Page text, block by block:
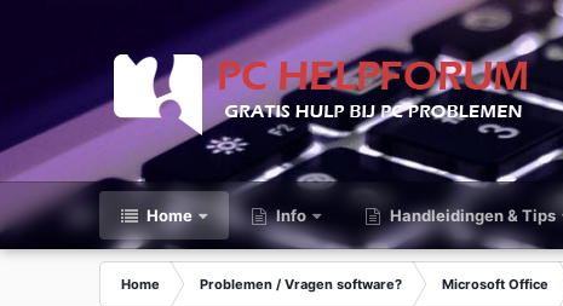
Home Info Handleidingen & Tips
Home Problemen / Vragen software? Microsoft Office